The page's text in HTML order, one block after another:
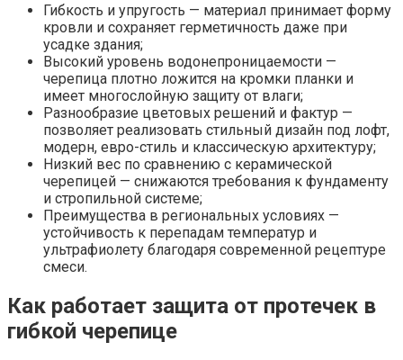
Гибкость и упругость — материал принимает форму
кровли и сохраняет герметичность даже при
усадке здания;
Высокий уровень водонепроницаемости —
черепица плотно ложится на кромки планки и
имеет многослойную защиту от влаги;
Разнообразие цветовых решений и фактур —
позволяет реализовать стильный дизайн под лофт,
модерн, евро-стиль и классическую архитектуру;
Низкий вес по сравнению с керамической
черепицей — снижаются требования к фундаменту
и стропильной системе;
Преимущества в региональных условиях —
устойчивость к перепадам температур и
ультрафиолету благодаря современной рецептуре
смеси.
Как работает защита от протечек в
гибкой черепице